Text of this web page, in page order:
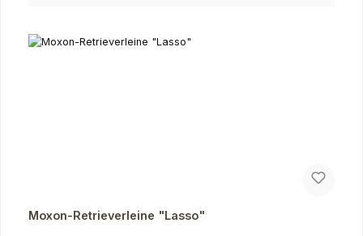
Moxon-Retrieverleine "Lasso"